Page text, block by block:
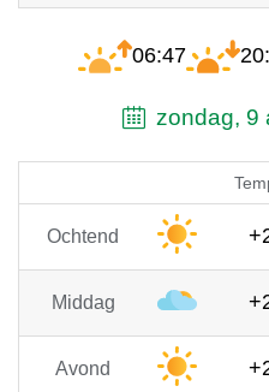
06:47
zondag, 9
Ochtend
Middag
Avond